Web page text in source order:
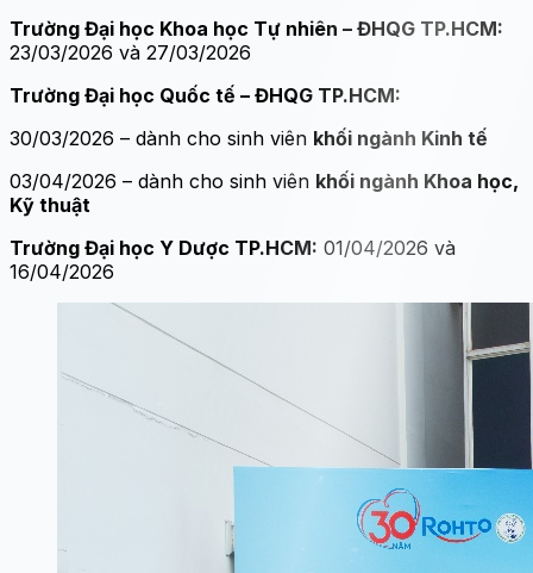
Trường Đại học Khoa học Tự nhiên – ĐHQG TP.HCM:
23/03/2026 và 27/03/2026
Trường Đại học Quốc tế – ĐHQG TP.HCM:
30/03/2026 – dành cho sinh viên khối ngành Kinh tế
03/04/2026 – dành cho sinh viên khối ngành Khoa học,
Kỹ thuật
Trường Đại học Y Dược TP.HCM: 01/04/2026 và
16/04/2026